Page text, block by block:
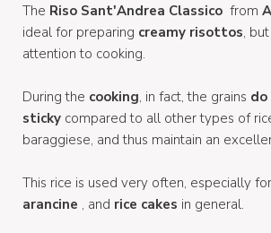
The Riso Sant'Andrea Classico from
ideal for preparing creamy risottos,
attention to cooking.
During the cooking, in fact, the grains do
sticky compared to all other types of
baraggiese, and thus maintain an
This rice is used very often, especially
arancine , and rice cakes in general.